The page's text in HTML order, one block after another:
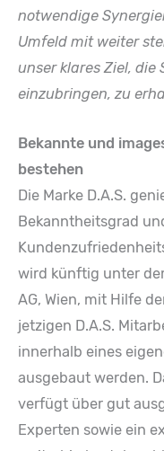
notwendige
Umfeld mit weiter
unser klares Ziel, die
einzubringen, zu
Bekannte und
bestehen
Die Marke D.A.S.
Bekanntheitsgrad
wird künftig unter
AG, Wien, mit Hilfe
jetzigen D.A.S.
innerhalb eines
ausgebaut werden.
verfügt über gut
Experten sowie ein